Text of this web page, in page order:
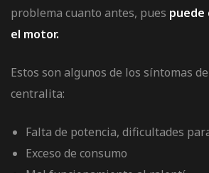
problema cuanto antes, pues puede
el motor.
Estos son algunos de los síntomas
centralita:
Falta de potencia, dificultades
Exceso de consumo